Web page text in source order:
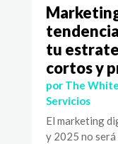
tu
cortos y
por The
Servicios
El marketing
y 2025 no será